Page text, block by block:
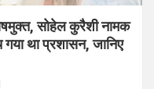
सोहेल कुरैशी नामक
था प्रशासन, जानिए